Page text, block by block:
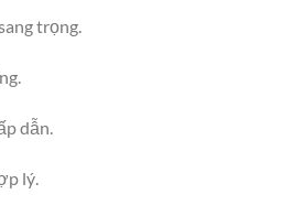
trọng.
dẫn.
lý.